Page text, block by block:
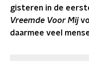
gisteren in de
Vreemde Voor Mij
daarmee veel